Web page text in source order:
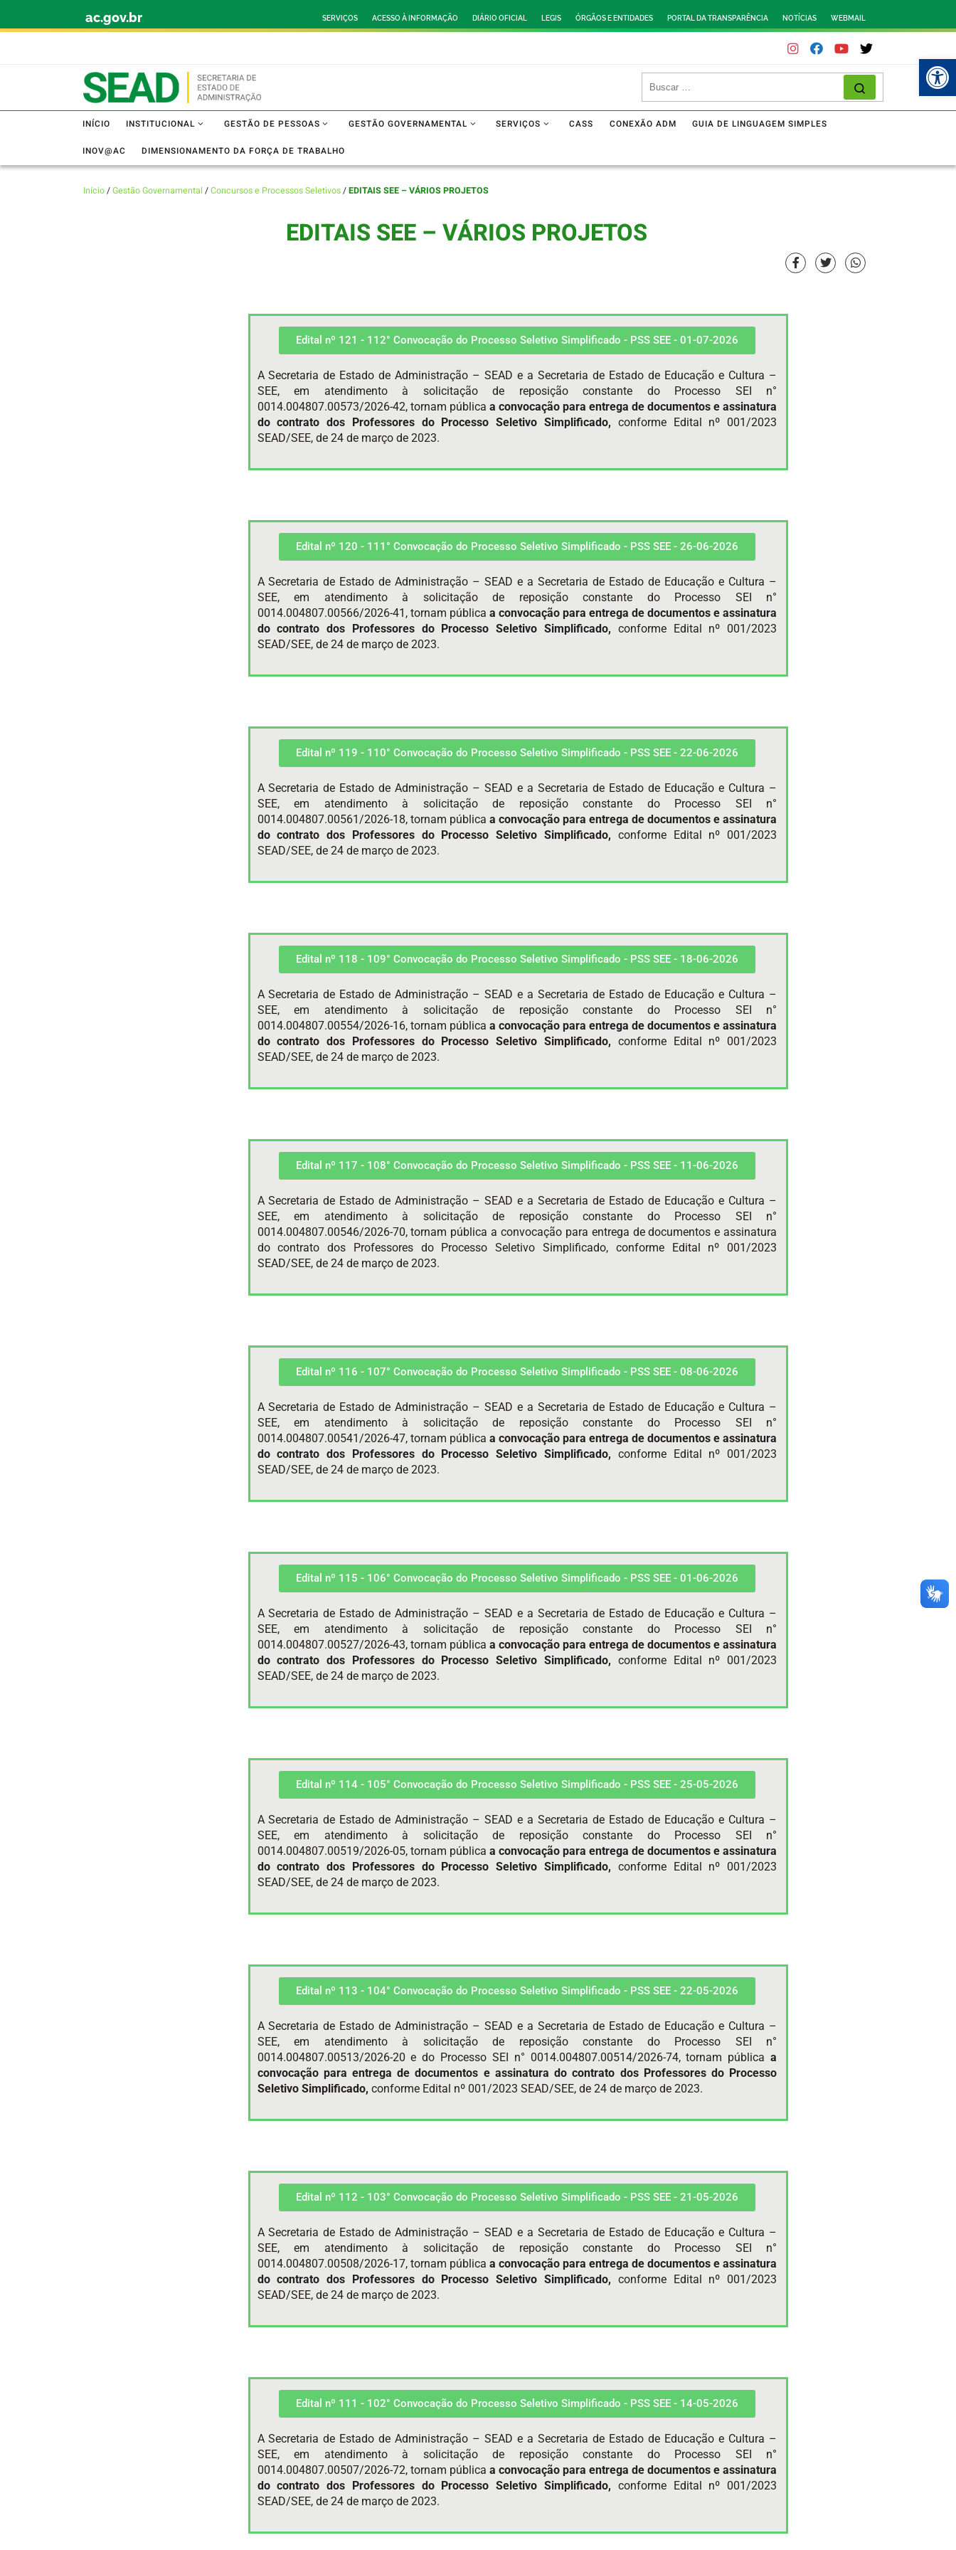
ac.gov.br SERVIÇOS ACESSO À INFORMAÇÃO DIÁRIO OFICIAL LEGIS ÓRGÃOS E ENTIDADES PORTAL DA TRANSPARÊNCIA NOTÍCIAS WEBMAIL
INÍCIO INSTITUCIONAL GESTÃO DE PESSOAS GESTÃO GOVERNAMENTAL SERVIÇOS CASS CONEXÃO ADM GUIA DE LINGUAGEM SIMPLES
INOV@AC DIMENSIONAMENTO DA FORÇA DE TRABALHO
Início/Gestão Governamental /Concursos e Processos Seletivos/EDITAIS SEE – VÁRIOS PROJETOS
EDITAIS SEE – VÁRIOS PROJETOS
Edital nº 121 - 112° Convocação do Processo Seletivo Simplificado - PSS SEE - 01-07-2026
A Secretaria de Estado de Administração – SEAD e a Secretaria de Estado de Educação e Cultura –
SEE, em atendimento à solicitação de reposição constante do Processo SEI n°
0014.004807.00573/2026-42, tornam pública a convocação para entrega de documentos e assinatura
do contrato dos Professores do Processo Seletivo Simplificado, conforme Edital nº 001/2023
SEAD/SEE, de 24 de março de 2023.
Edital nº 120 - 111° Convocação do Processo Seletivo Simplificado - PSS SEE - 26-06-2026
A Secretaria de Estado de Administração – SEAD e a Secretaria de Estado de Educação e Cultura –
SEE, em atendimento à solicitação de reposição constante do Processo SEI n°
0014.004807.00566/2026-41, tornam pública a convocação para entrega de documentos e assinatura
do contrato dos Professores do Processo Seletivo Simplificado, conforme Edital nº 001/2023
SEAD/SEE, de 24 de março de 2023.
Edital nº 119 - 110° Convocação do Processo Seletivo Simplificado - PSS SEE - 22-06-2026
A Secretaria de Estado de Administração – SEAD e a Secretaria de Estado de Educação e Cultura –
SEE, em atendimento à solicitação de reposição constante do Processo SEI n°
0014.004807.00561/2026-18, tornam pública a convocação para entrega de documentos e assinatura
do contrato dos Professores do Processo Seletivo Simplificado, conforme Edital nº 001/2023
SEAD/SEE, de 24 de março de 2023.
Edital nº 118 - 109° Convocação do Processo Seletivo Simplificado - PSS SEE - 18-06-2026
A Secretaria de Estado de Administração – SEAD e a Secretaria de Estado de Educação e Cultura –
SEE, em atendimento à solicitação de reposição constante do Processo SEI n°
0014.004807.00554/2026-16, tornam pública a convocação para entrega de documentos e assinatura
do contrato dos Professores do Processo Seletivo Simplificado, conforme Edital nº 001/2023
SEAD/SEE, de 24 de março de 2023.
Edital nº 117 - 108° Convocação do Processo Seletivo Simplificado - PSS SEE - 11-06-2026
A Secretaria de Estado de Administração – SEAD e a Secretaria de Estado de Educação e Cultura –
SEE, em atendimento à solicitação de reposição constante do Processo SEI n°
0014.004807.00546/2026-70, tornam pública a convocação para entrega de documentos e assinatura
do contrato dos Professores do Processo Seletivo Simplificado, conforme Edital nº 001/2023
SEAD/SEE, de 24 de março de 2023.
Edital nº 116 - 107° Convocação do Processo Seletivo Simplificado - PSS SEE - 08-06-2026
A Secretaria de Estado de Administração – SEAD e a Secretaria de Estado de Educação e Cultura –
SEE, em atendimento à solicitação de reposição constante do Processo SEI n°
0014.004807.00541/2026-47, tornam pública a convocação para entrega de documentos e assinatura
do contrato dos Professores do Processo Seletivo Simplificado, conforme Edital nº 001/2023
SEAD/SEE, de 24 de março de 2023.
Edital nº 115 - 106° Convocação do Processo Seletivo Simplificado - PSS SEE - 01-06-2026
A Secretaria de Estado de Administração – SEAD e a Secretaria de Estado de Educação e Cultura –
SEE, em atendimento à solicitação de reposição constante do Processo SEI n°
0014.004807.00527/2026-43, tornam pública a convocação para entrega de documentos e assinatura
do contrato dos Professores do Processo Seletivo Simplificado, conforme Edital nº 001/2023
SEAD/SEE, de 24 de março de 2023.
Edital nº 114 - 105° Convocação do Processo Seletivo Simplificado - PSS SEE - 25-05-2026
A Secretaria de Estado de Administração – SEAD e a Secretaria de Estado de Educação e Cultura –
SEE, em atendimento à solicitação de reposição constante do Processo SEI n°
0014.004807.00519/2026-05, tornam pública a convocação para entrega de documentos e assinatura
do contrato dos Professores do Processo Seletivo Simplificado, conforme Edital nº 001/2023
SEAD/SEE, de 24 de março de 2023.
Edital nº 113 - 104° Convocação do Processo Seletivo Simplificado - PSS SEE - 22-05-2026
A Secretaria de Estado de Administração – SEAD e a Secretaria de Estado de Educação e Cultura –
SEE, em atendimento à solicitação de reposição constante do Processo SEI n°
0014.004807.00513/2026-20 e do Processo SEI n° 0014.004807.00514/2026-74, tornam públicaa
convocação para entrega de documentos eassinatura do contrato dos Professores do Processo
Seletivo Simplificado, conforme Edital nº 001/2023 SEAD/SEE, de 24 de março de 2023.
Edital nº 112 - 103° Convocação do Processo Seletivo Simplificado - PSS SEE - 21-05-2026
A Secretaria de Estado de Administração – SEAD e a Secretaria de Estado de Educação e Cultura –
SEE, em atendimento à solicitação de reposição constante do Processo SEI n°
0014.004807.00508/2026-17, tornam pública a convocação para entrega de documentos e assinatura
do contrato dos Professores do Processo Seletivo Simplificado, conforme Edital nº 001/2023
SEAD/SEE, de 24 de março de 2023.
Edital nº 111 - 102° Convocação do Processo Seletivo Simplificado - PSS SEE - 14-05-2026
A Secretaria de Estado de Administração – SEAD e a Secretaria de Estado de Educação e Cultura –
SEE, em atendimento à solicitação de reposição constante do Processo SEI n°
0014.004807.00507/2026-72, tornam pública a convocação para entrega de documentos e assinatura
do contrato dos Professores do Processo Seletivo Simplificado, conforme Edital nº 001/2023
SEAD/SEE, de 24 de março de 2023.